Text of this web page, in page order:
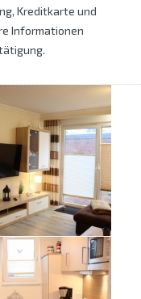
Kreditkarte und
Informationen